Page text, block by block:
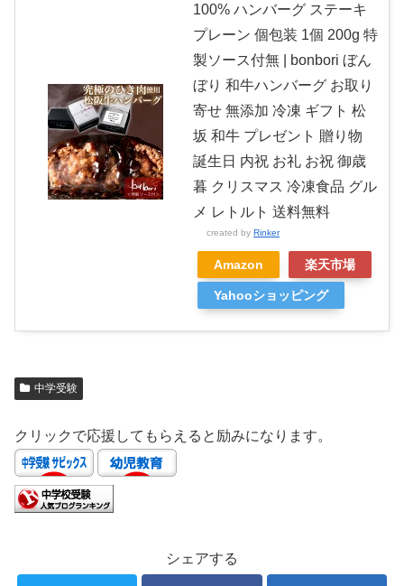
100% ハンバーグ ステーキ
プレーン 個包装 1個 200g 特
製ソース付無 | bonbori ぼん
ぼり 和牛ハンバーグ お取り
寄せ 無添加 冷凍 ギフト 松
坂 和牛 プレゼント 贈り物
誕生日 内祝 お礼 お祝 御歳
暮 クリスマス 冷凍食品 グル
メ レトルト 送料無料
created by Rinker
Amazon 楽天市場
Yahooショッピング
中学受験
クリックで応援してもらえると励みになります。
シェアする